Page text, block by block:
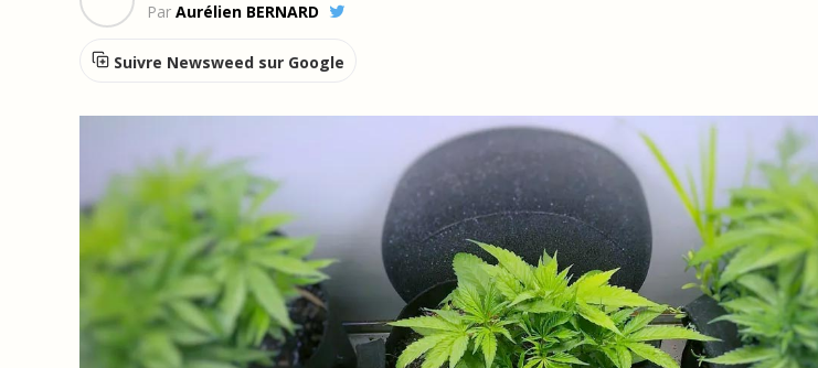
Par Aurélien BERNARD
Suivre Newsweed sur Google